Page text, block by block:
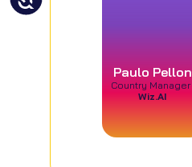
Paulo Pellon
Country Manager
Wiz.AI